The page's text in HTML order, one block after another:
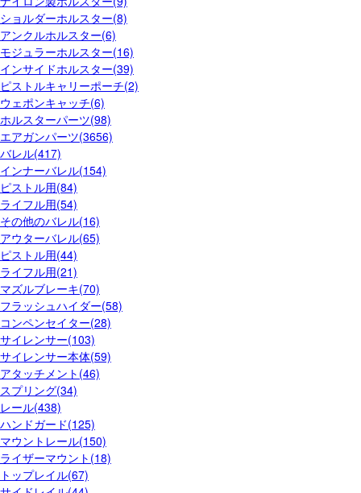
ショルダーホルスター(8)
アンクルホルスター(6)
モジュラーホルスター(16)
インサイドホルスター(39)
ピストルキャリーポーチ(2)
ウェポンキャッチ(6)
ホルスターパーツ(98)
エアガンパーツ(3656)
バレル(417)
インナーバレル(154)
ピストル用(84)
ライフル用(54)
その他のバレル(16)
アウターバレル(65)
ピストル用(44)
ライフル用(21)
マズルブレーキ(70)
フラッシュハイダー(58)
コンペンセイター(28)
サイレンサー(103)
サイレンサー本体(59)
アタッチメント(46)
スプリング(34)
レール(438)
ハンドガード(125)
マウントレール(150)
ライザーマウント(18)
トップレイル(67)